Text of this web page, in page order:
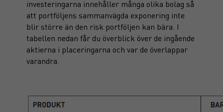
investeringarna innehåller många olika bolag så
att portföljens sammanvägda exponering inte
blir större än den risk portföljen kan bära. I
tabellen nedan får du överblick över de ingående
aktierna i placeringarna och var de överlappar
varandra.